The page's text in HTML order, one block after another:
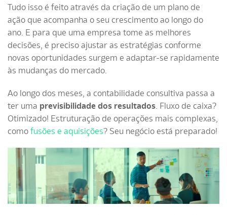
Tudo isso é feito através da criação de um plano de
ação que acompanha o seu crescimento ao longo do
ano. E para que uma empresa tome as melhores
decisões, é preciso ajustar as estratégias conforme
novas oportunidades surgem e adaptar-se rapidamente
às mudanças do mercado.
Ao longo dos meses, a contabilidade consultiva passa a
ter uma previsibilidade dos resultados. Fluxo de caixa?
Otimizado! Estruturação de operações mais complexas,
como fusões e aquisições? Seu negócio está preparado!